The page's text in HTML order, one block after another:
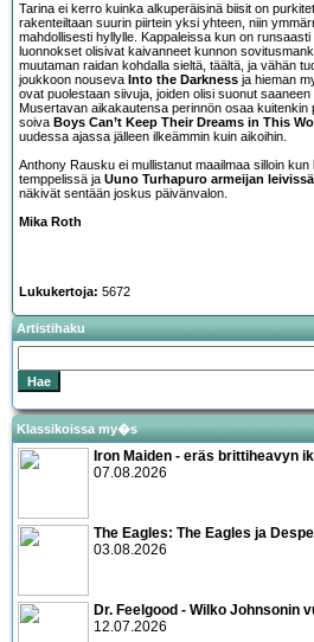
Tarina ei kerro kuinka alkuperäisinä biisit on
rakenteiltaan suurin piirtein yksi yhteen, niin
mahdollisesti hyllylle. Kappaleissa kun on
luonnokset olisivat kaivanneet kunnon
muutaman raidan kohdalla sieltä, täältä, ja vähän
joukkoon nouseva Into the Darkness ja hieman
ovat puolestaan siivuja, joiden olisi suonut
Musertavan aikakautensa perinnön osaa kuitenkin
soiva Boys Can’t Keep Their Dreams in This
uudessa ajassa jälleen ilkeämmin kuin aikoihin.
Anthony Rausku ei mullistanut maailmaa silloin kun
temppelissä ja Uuno Turhapuro armeijan leivissä
näkivät sentään joskus päivänvalon.
Mika Roth
Lukukertoja: 5672
Artistihaku
Klassikoissa my�s
Iron Maiden - eräs brittiheavyn
07.08.2026
The Eagles: The Eagles ja
03.08.2026
Dr. Feelgood - Wilko Johnsonin
12.07.2026